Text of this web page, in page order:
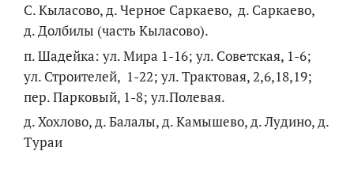
С. Кыласово, д. Черное Саркаево, д. Саркаево,
д. Долбилы (часть Кыласово).
п. Шадейка: ул. Мира 1-16; ул. Советская, 1-6;
ул. Строителей, 1-22; ул. Трактовая, 2,6,18,19;
пер. Парковый, 1-8; ул.Полевая.
д. Хохлово, д. Балалы, д. Камышево, д. Лудино, д.
Тураи